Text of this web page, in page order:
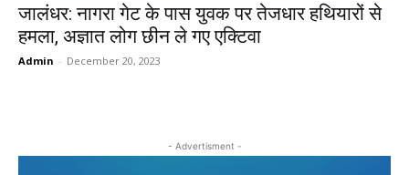
जालंधर: नागरा गेट के पास युवक पर तेजधार हथियारों से
हमला, अज्ञात लोग छीन ले गए एक्टिवा
Admin - December 20, 2023
- Advertisment -